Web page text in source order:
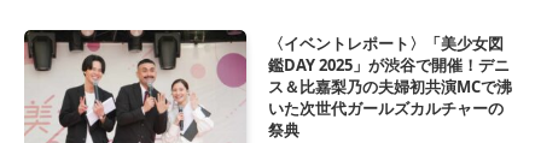
〈イベントレポート〉「美少女図
鑑DAY 2025」が渋谷で開催！デニ
ス＆比嘉梨乃の夫婦初共演MCで沸
いた次世代ガールズカルチャーの
祭典